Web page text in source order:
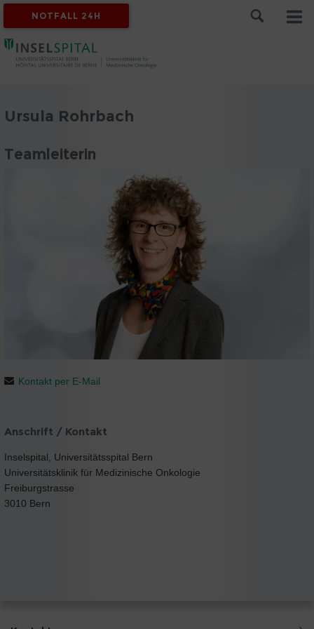
NOTFALL 24H
Ursula Rohrbach
Teamleiterin
Kontakt per E-Mail
Anschrift / Kontakt
Inselspital, Universitätsspital Bern
Universitätsklinik für Medizinische Onkologie
Freiburgstrasse
3010 Bern